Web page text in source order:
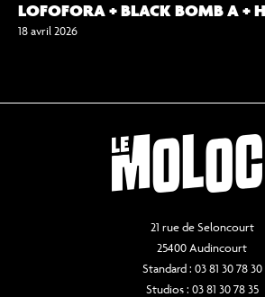
LOFOFORA + BLACK BOMB A +
18 avril 2026
21 rue de Seloncourt
25400 Audincourt
Standard : 03 81 30 78 30
Studios : 03 81 30 78 35